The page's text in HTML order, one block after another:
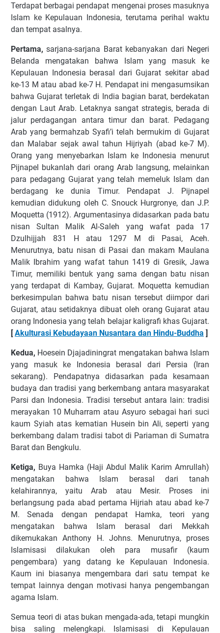
Terdapat berbagai pendapat mengenai proses masuknya
Islam ke Kepulauan Indonesia, terutama perihal waktu
dan tempat asalnya.
Pertama, sarjana-sarjana Barat kebanyakan dari Negeri
Belanda mengatakan bahwa Islam yang masuk ke
Kepulauan Indonesia berasal dari Gujarat sekitar abad
ke-13 M atau abad ke-7 H. Pendapat ini mengasumsikan
bahwa Gujarat terletak di India bagian barat, berdekatan
dengan Laut Arab. Letaknya sangat strategis, berada di
jalur perdagangan antara timur dan barat. Pedagang
Arab yang bermahzab Syafi’i telah bermukim di Gujarat
dan Malabar sejak awal tahun Hijriyah (abad ke-7 M).
Orang yang menyebarkan Islam ke Indonesia menurut
Pijnapel bukanlah dari orang Arab langsung, melainkan
para pedagang Gujarat yang telah memeluk Islam dan
berdagang ke dunia Timur. Pendapat J. Pijnapel
kemudian didukung oleh C. Snouck Hurgronye, dan J.P.
Moquetta (1912). Argumentasinya didasarkan pada batu
nisan Sultan Malik Al-Saleh yang wafat pada 17
Dzulhijjah 831 H atau 1297 M di Pasai, Aceh.
Menurutnya, batu nisan di Pasai dan makam Maulana
Malik Ibrahim yang wafat tahun 1419 di Gresik, Jawa
Timur, memiliki bentuk yang sama dengan batu nisan
yang terdapat di Kambay, Gujarat. Moquetta kemudian
berkesimpulan bahwa batu nisan tersebut diimpor dari
Gujarat, atau setidaknya dibuat oleh orang Gujarat atau
orang Indonesia yang telah belajar kaligrafi khas Gujarat.
[Akulturasi Kebudayaan Nusantara dan Hindu-Buddha ]
Kedua, Hoesein Djajadiningrat mengatakan bahwa Islam
yang masuk ke Indonesia berasal dari Persia (Iran
sekarang). Pendapatnya didasarkan pada kesamaan
budaya dan tradisi yang berkembang antara masyarakat
Parsi dan Indonesia. Tradisi tersebut antara lain: tradisi
merayakan 10 Muharram atau Asyuro sebagai hari suci
kaum Syiah atas kematian Husein bin Ali, seperti yang
berkembang dalam tradisi tabot di Pariaman di Sumatra
Barat dan Bengkulu.
Ketiga, Buya Hamka (Haji Abdul Malik Karim Amrullah)
mengatakan bahwa Islam berasal dari tanah
kelahirannya, yaitu Arab atau Mesir. Proses ini
berlangsung pada abad pertama Hijriah atau abad ke-7
M. Senada dengan pendapat Hamka, teori yang
mengatakan bahwa Islam berasal dari Mekkah
dikemukakan Anthony H. Johns. Menurutnya, proses
Islamisasi dilakukan oleh para musafir (kaum
pengembara) yang datang ke Kepulauan Indonesia.
Kaum ini biasanya mengembara dari satu tempat ke
tempat lainnya dengan motivasi hanya pengembangan
agama Islam.
Semua teori di atas bukan mengada-ada, tetapi mungkin
bisa saling melengkapi. Islamisasi di Kepulauan